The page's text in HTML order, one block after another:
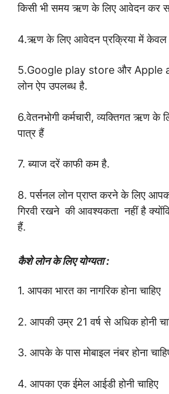
किसी भी समय ऋण के लिए आवेदन कर
4.ऋण के लिए आवेदन प्रक्रिया में केवल
5.Google play store और Apple
लोन ऐप उपलब्ध है.
6.वेतनभोगी कर्मचारी, व्यक्तिगत ऋण
पात्र हैं
7. ब्याज दरें काफी कम है.
8. पर्सनल लोनप्राप्त करने के लिए
गिरवी रखने की आवश्यकता नहीं है
हैं.
कैशे लोन के लिए योग्यता :
1. आपका भारत का नागरिक होना चाहिए
2. आपकी उम्र 21 वर्ष से अधिक होनी
3. आपके के पास मोबाइल नंबर होना
4. आपका एक ईमेल आईडी होनी चाहिए